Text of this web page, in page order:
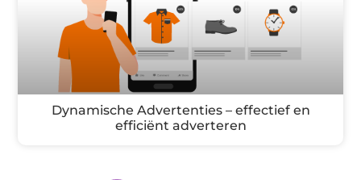
Dynamische Advertenties – effectief en
efficiënt adverteren